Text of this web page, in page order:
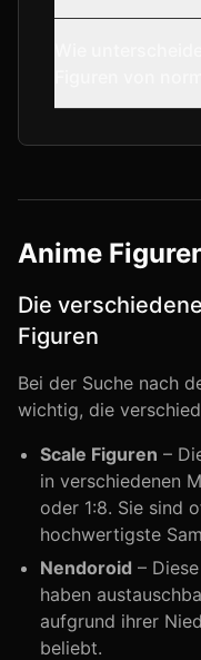
Anime
Die
Figuren
Bei der Suche nach
wichtig, die
Scale Figuren –
in verschiedenen
oder 1:8. Sie sind
hochwertigste
Nendoroid –
haben
aufgrund ihrer
beliebt.